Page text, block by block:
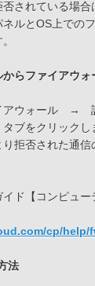
されている場合
ルとOS上での
らファイアウォ
ウォール → 該
ブをクリックし
拒否された通信
ド【コンピュー
cp/help/
法